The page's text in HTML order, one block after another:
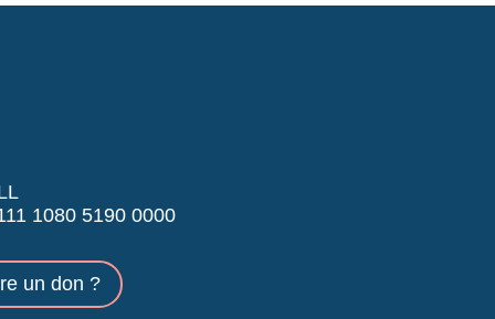
1080 5190 0000
un don ?